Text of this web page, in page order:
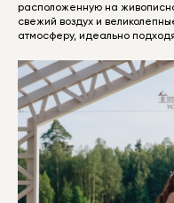
расположенную на
свежий воздух и
атмосферу, идеально